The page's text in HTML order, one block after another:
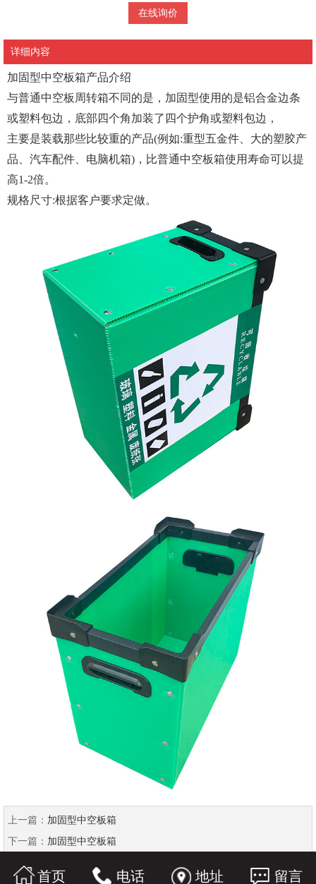
在线询价
详细内容
加固型中空板箱产品介绍
与普通中空板周转箱不同的是，加固型使用的是铝合金边条
或塑料包边，底部四个角加装了四个护角或塑料包边，
主要是装载那些比较重的产品(例如:重型五金件、大的塑胶产
品、汽车配件、电脑机箱)，比普通中空板箱使用寿命可以提
高1-2倍。
规格尺寸:根据客户要求定做。
上一篇： 加固型中空板箱
下一篇： 加固型中空板箱
首页 电话 地址 留言